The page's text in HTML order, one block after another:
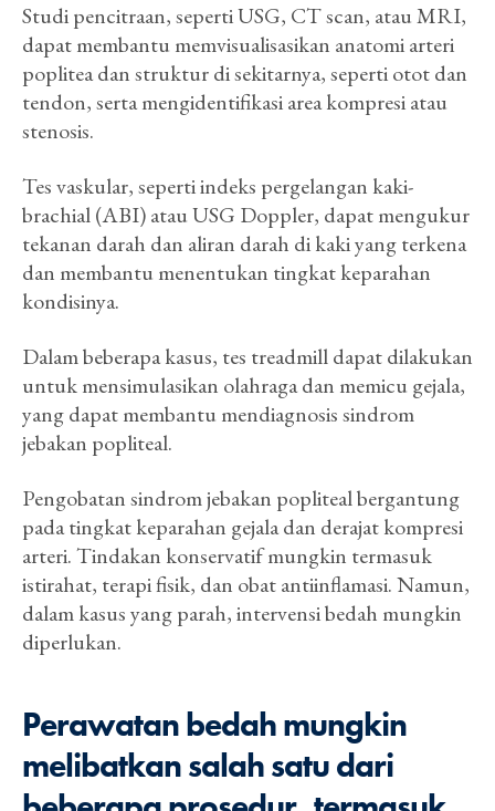
Studi pencitraan, seperti USG, CT scan, atau MRI,
dapat membantu memvisualisasikan anatomi arteri
poplitea dan struktur di sekitarnya, seperti otot dan
tendon, serta mengidentifikasi area kompresi atau
stenosis.
Tes vaskular, seperti indeks pergelangan kaki-
brachial (ABI) atau USG Doppler, dapat mengukur
tekanan darah dan aliran darah di kaki yang terkena
dan membantu menentukan tingkat keparahan
kondisinya.
Dalam beberapa kasus, tes treadmill dapat dilakukan
untuk mensimulasikan olahraga dan memicu gejala,
yang dapat membantu mendiagnosis sindrom
jebakan popliteal.
Pengobatan sindrom jebakan popliteal bergantung
pada tingkat keparahan gejala dan derajat kompresi
arteri. Tindakan konservatif mungkin termasuk
istirahat, terapi fisik, dan obat antiinflamasi. Namun,
dalam kasus yang parah, intervensi bedah mungkin
diperlukan.
Perawatan bedah mungkin
melibatkan salah satu dari